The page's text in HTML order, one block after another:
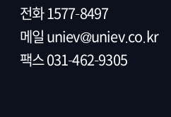
전화 1577-8497
메일 uniev@uniev.co.kr
팩스 031-462-9305